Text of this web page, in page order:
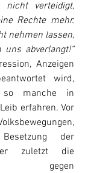
verteidigt,
Rechte mehr.
nehmen lassen,
abverlangt!“
Anzeigen
wird,
manche in
erfahren. Vor
der
zuletzt die
gegen